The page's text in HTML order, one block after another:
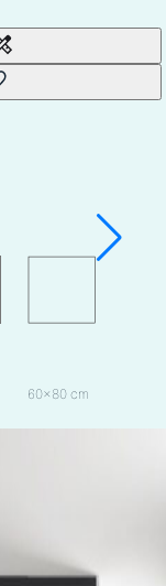
60×80 cm